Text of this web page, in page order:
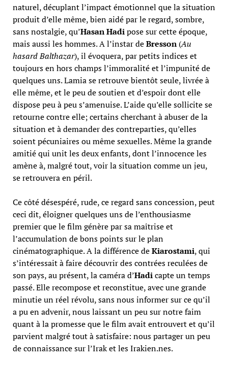
naturel, décuplant l’impact émotionnel que la situation
produit d’elle même, bien aidé par le regard, sombre,
sans nostalgie, qu’Hasan Hadipose sur cette époque,
mais aussi les hommes. A l’instar deBresson(Au
hasard Balthazar), il évoquera, par petits indices et
toujours en hors champs l’immoralité et l’impunité de
quelques uns. Lamia se retrouve bientôt seule, livrée à
elle même, et le peu de soutien et d’espoir dont elle
dispose peu à peu s’amenuise. L’aide qu’elle sollicite se
retourne contre elle; certains cherchant à abuser de la
situation et à demander des contreparties, qu’elles
soient pécuniaires ou même sexuelles. Même la grande
amitié qui unit les deux enfants, dont l’innocence les
amène à, malgré tout, voir la situation comme un jeu,
se retrouvera en péril.
Ce côté désespéré, rude, ce regard sans concession, peut
ceci dit, éloigner quelques uns de l’enthousiasme
premier que le film génère par sa maîtrise et
l’accumulation de bons points sur le plan
cinématographique. A la différence deKiarostami, qui
s’intéressait à faire découvrir des contrées reculées de
son pays, au présent, la caméra d’Hadicapte un temps
passé. Elle recompose et reconstitue, avec une grande
minutie un réel révolu, sans nous informer sur ce qu’il
a pu en advenir, nous laissant un peu sur notre faim
quant à la promesse que le film avait entrouvert et qu’il
parvient malgré tout à satisfaire: nous partager un peu
de connaissance sur l’Irak et les Irakien.nes.